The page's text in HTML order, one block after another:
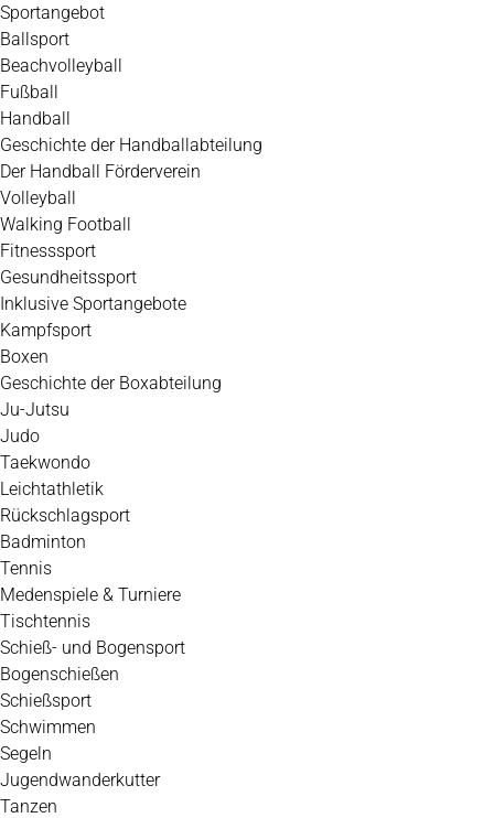
Zum
Inhalt
springen
Sportangebot
Ballsport
Beachvolleyball
Fußball
Handball
Geschichte der Handballabteilung
Der Handball Förderverein
Volleyball
Walking Football
Fitnesssport
Gesundheitssport
Inklusive Sportangebote
Kampfsport
Boxen
Geschichte der Boxabteilung
Ju-Jutsu
Judo
Taekwondo
Leichtathletik
Rückschlagsport
Badminton
Tennis
Medenspiele & Turniere
Tischtennis
Schieß- und Bogensport
Bogenschießen
Schießsport
Schwimmen
Segeln
Jugendwanderkutter
Tanzen